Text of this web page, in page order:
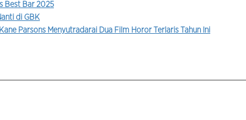
Best Bar 2025
di GBK
Parsons Menyutradarai Dua Film Horor Terlaris Tahun Ini